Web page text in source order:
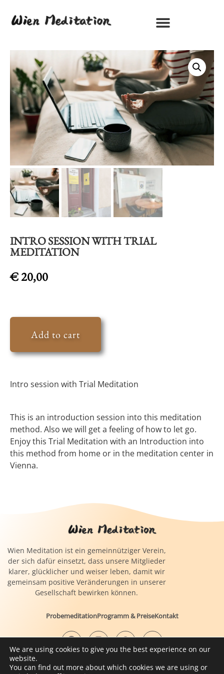
INTRO SESSION WITH TRIAL
MEDITATION
€20,00
Add to cart
Intro session with Trial Meditation
This is an introduction session into this meditation
method. Also we will get a feeling of how to let go.
Enjoy this Trial Meditation with an Introduction into
this method from home or in the meditation center in
Vienna.
Wien Meditation ist ein gemeinnütziger Verein,
der sich dafür einsetzt, dass unsere Mitglieder
klarer, glücklicher und weiser leben, damit wir
gemeinsam positive Veränderungen in unserer
Gesellschaft bewirken können.
ProbemeditationProgramm & PreiseKontakt
We are using cookies to give you the best experience on our
website.
You can find out more about which cookies we are using or